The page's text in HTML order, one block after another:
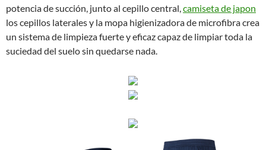
potencia de succión, junto al cepillo central, camiseta de japon
los cepillos laterales y la mopa higienizadora de microfibra crea
un sistema de limpieza fuerte y eficaz capaz de limpiar toda la
suciedad del suelo sin quedarse nada.